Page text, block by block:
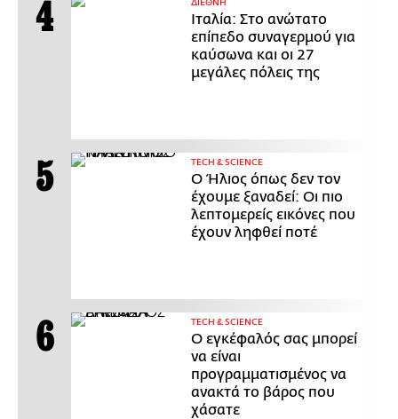
ΔΙΕΘΝΗ
Ιταλία: Στο ανώτατο
επίπεδο συναγερμού για
καύσωνα και οι 27
μεγάλες πόλεις της
ΤECH & SCIENCE
Ο Ήλιος όπως δεν τον
έχουμε ξαναδεί: Οι πιο
λεπτομερείς εικόνες που
έχουν ληφθεί ποτέ
ΤECH & SCIENCE
Ο εγκέφαλός σας μπορεί
να είναι
προγραμματισμένος να
ανακτά το βάρος που
χάσατε